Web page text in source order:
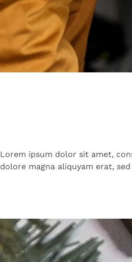
Lorem ipsum dolor sit amet,
dolore magna aliquyam erat,